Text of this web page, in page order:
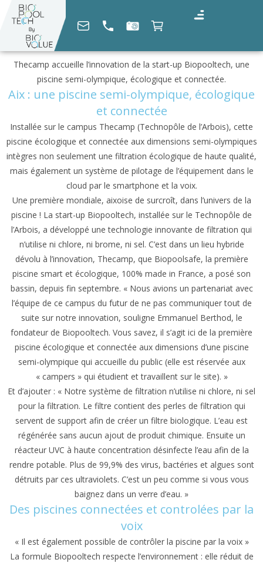
Thecamp accueille l’innovation de la start-up Biopooltech, une
piscine semi-olympique, écologique et connectée.
Aix : une piscine semi-olympique, écologique
et connectée
Installée sur le campus Thecamp (Technopôle de l’Arbois), cette
piscine écologique et connectée aux dimensions semi-olympiques
intègres non seulement une filtration écologique de haute qualité,
mais également un système de pilotage de l’équipement dans le
cloud par le smartphone et la voix.
Une première mondiale, aixoise de surcroît, dans l’univers de la
piscine ! La start-up Biopooltech, installée sur le Technopôle de
l’Arbois, a développé une technologie innovante de filtration qui
n’utilise ni chlore, ni brome, ni sel. C’est dans un lieu hybride
dévolu à l’innovation, Thecamp, que Biopoolsafe, la première
piscine smart et écologique, 100% made in France, a posé son
bassin, depuis fin septembre. « Nous avions un partenariat avec
l’équipe de ce campus du futur de ne pas communiquer tout de
suite sur notre innovation, souligne Emmanuel Berthod, le
fondateur de Biopooltech. Vous savez, il s’agit ici de la première
piscine écologique et connectée aux dimensions d’une piscine
semi-olympique qui accueille du public (elle est réservée aux
« campers » qui étudient et travaillent sur le site). »
Et d’ajouter : « Notre système de filtration n’utilise ni chlore, ni sel
pour la filtration. Le filtre contient des perles de filtration qui
servent de support afin de créer un filtre biologique. L’eau est
régénérée sans aucun ajout de produit chimique. Ensuite un
réacteur UVC à haute concentration désinfecte l’eau afin de la
rendre potable. Plus de 99,9% des virus, bactéries et algues sont
détruits par ces ultraviolets. C’est un peu comme si vous vous
baignez dans un verre d’eau. »
Des piscines connectées et controlées par la
voix
« Il est également possible de contrôler la piscine par la voix »
La formule Biopooltech respecte l’environnement : elle réduit de